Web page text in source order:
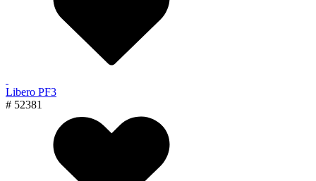
Libero PF3
# 52381